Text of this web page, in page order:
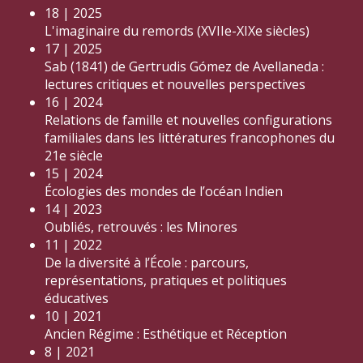
18 | 2025
L'imaginaire du remords (XVIIe-XIXe siècles)
17 | 2025
Sab (1841) de Gertrudis Gómez de Avellaneda :
lectures critiques et nouvelles perspectives
16 | 2024
Relations de famille et nouvelles configurations
familiales dans les littératures francophones du
21e siècle
15 | 2024
Écologies des mondes de l’océan Indien
14 | 2023
Oubliés, retrouvés : les Minores
11 | 2022
De la diversité à l’École : parcours,
représentations, pratiques et politiques
éducatives
10 | 2021
Ancien Régime : Esthétique et Réception
8 | 2021